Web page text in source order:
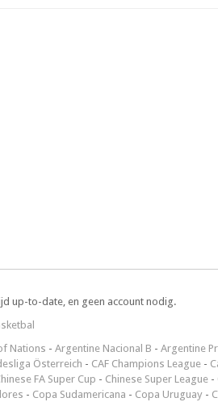
up-to-date, en geen account nodig.
Nations - Argentine Nacional B - Argentine
Österreich - CAF Champions League -
FA Super Cup - Chinese Super League -
- Copa Sudamericana - Copa Uruguay -